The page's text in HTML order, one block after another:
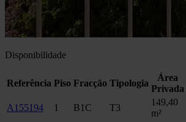
Disponibilidade
Referência Piso Fracção Tipologia
Área
Privada
A155194 1 B1C T3
149,40
m²